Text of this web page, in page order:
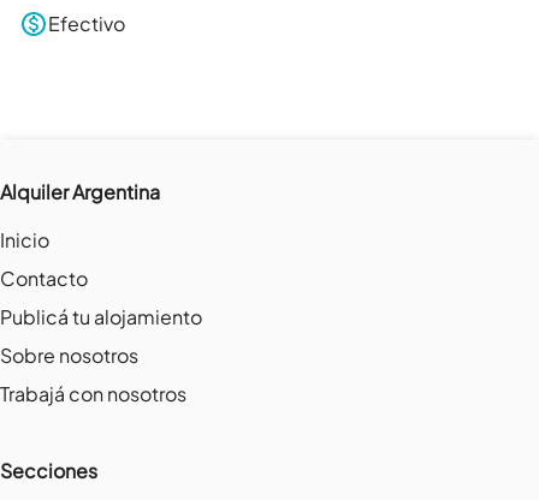
Efectivo
Alquiler Argentina
Inicio
Contacto
Publicá tu alojamiento
Sobre nosotros
Trabajá con nosotros
Secciones